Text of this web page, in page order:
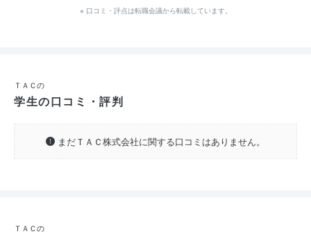
※ 口コミ・評点は転職会議から転載しています。
ＴＡＣの
学生の口コミ・評判
まだＴＡＣ株式会社に関する口コミはありません。
ＴＡＣの